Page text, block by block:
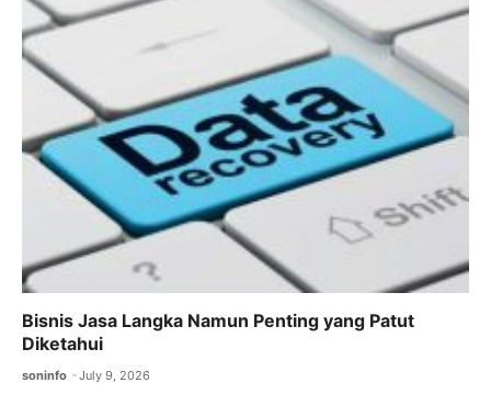
Bisnis Jasa Langka Namun Penting yang Patut
Diketahui
soninfo July 9, 2026